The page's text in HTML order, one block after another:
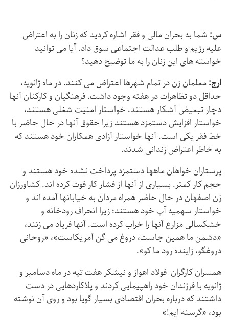
س:شما به بحران مالی و فقر اشاره کردید که زنان را به اعتراض
علیه رژیم و طلب عدالت اجتماعی سوق داد. آیا می توانید
خواسته های این زنان را به ما توضیح دهید؟
ارج:معلمان زن در تمام شهرها اعتراض می کنند. در ماه ژانویه،
حداقل دو تظاهرات در هفته وجود داشت. فرهنگیان و کارکنان آنها
دچار تبعیض آشکار هستند، خواستار امنیت شغلی هستند،
خواستار افزایش دستمزد هستند زیرا حقوق آنها در حال حاضر با
خط فقر یكی است. آنها خواستار آزادی همکاران خود هستند که
به خاطر اعتراض زندانی شدند.
پرستاران خواهان ماهها دستمزد پرداخت نشده خود هستند و
حجم کار كمتر. بسیاری از آنها از فشار کار فوت کرده اند. کشاورزان
زن اصفهان در حال حاضر همراه مردان به خیابانها آمده اند و
خواستار سهمیه آب خود هستند؛ زیرا انحراف رودخانه و
خشکسالی مزارع آنها را خراب کرده است. آنها فریاد می زنند،
«دشمن ما همین جاست، دروغ می گن آمریکاست»، «روحانی
دروغگو، زاینده رود ما كو».
همسران كارگران فولاد اهواز و نیشكر هفت تپه در ماه دسامبر و
ژانویه با فرزندان خود راهپیمایی كردند و پلاکاردهایی در دست
داشتند که درباره بحران اقتصادی بسیار گویا بود و روی آن نوشته
بود، «گرسنه ایم!»